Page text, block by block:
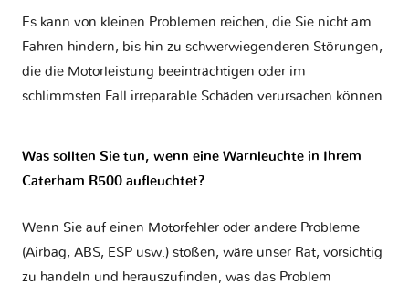
Es kann von kleinen Problemen reichen, die Sie nicht am
Fahren hindern, bis hin zu schwerwiegenderen Störungen,
die die Motorleistung beeinträchtigen oder im
schlimmsten Fall irreparable Schäden verursachen können.
Was sollten Sie tun, wenn eine Warnleuchte in Ihrem
Caterham R500 aufleuchtet?
Wenn Sie auf einen Motorfehler oder andere Probleme
(Airbag, ABS, ESP usw.) stoßen, wäre unser Rat, vorsichtig
zu handeln und herauszufinden, was das Problem